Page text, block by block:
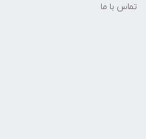
تماس با ما